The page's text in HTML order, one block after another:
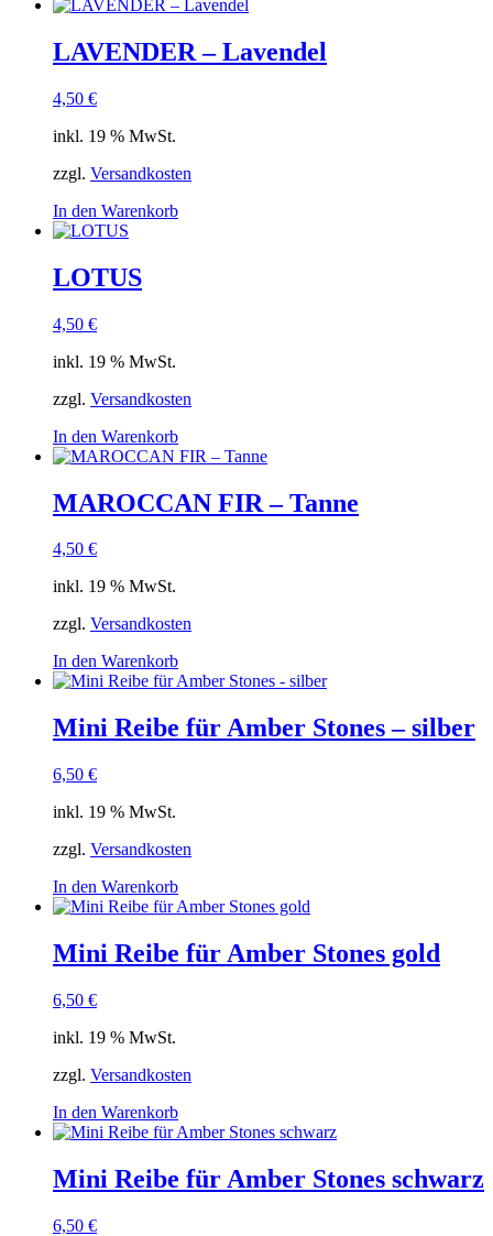
LAVENDER – Lavendel
4,50 €
inkl. 19 % MwSt.
zzgl. Versandkosten
In den Warenkorb
LOTUS
4,50 €
inkl. 19 % MwSt.
zzgl. Versandkosten
In den Warenkorb
MAROCCAN FIR – Tanne
4,50 €
inkl. 19 % MwSt.
zzgl. Versandkosten
In den Warenkorb
Mini Reibe für Amber Stones – silber
6,50 €
inkl. 19 % MwSt.
zzgl. Versandkosten
In den Warenkorb
Mini Reibe für Amber Stones gold
6,50 €
inkl. 19 % MwSt.
zzgl. Versandkosten
In den Warenkorb
Mini Reibe für Amber Stones schwarz
6,50 €